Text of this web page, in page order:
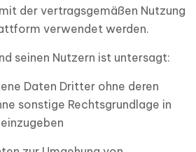
der vertragsgemäßen Nutzung
verwendet werden.
seinen Nutzern ist untersagt:
Daten Dritter ohne deren
sonstige Rechtsgrundlage in